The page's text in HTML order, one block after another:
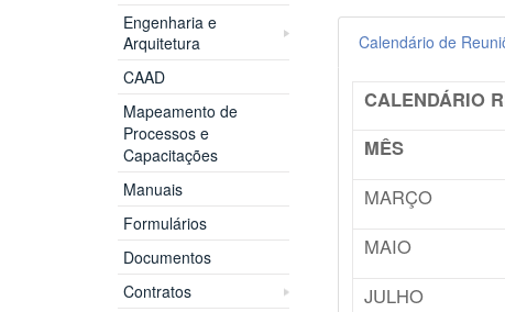
Engenharia e
Arquitetura
CAAD
Mapeamento de
Processos e
Capacitações
Manuais
Formulários
Documentos
Contratos
Calendário de
CALENDÁRIO
MÊS
MARÇO
MAIO
JULHO